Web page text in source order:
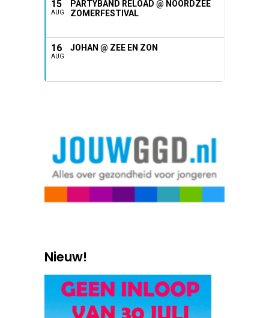
15
AUG
PARTYBAND RELOAD @ NOORDZEE
ZOMERFESTIVAL
16
AUG
JOHAN @ ZEE EN ZON
Nieuw!